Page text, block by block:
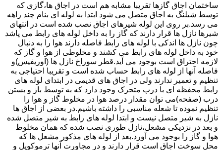
ساختمان اجاق گازها تقریبا مشابه هم است در اجاق ها،گازی که
توسط شیلنگ به اجاق متصل می شود ابتدا به لوله ای بنام چند راهه
می رسد.بر روی این لوله شیرهای اجاق نصب شده است در انتهای
شیرها نازل ها قرار دارند که گاز را به داخل لوله های رابط می پاشد
چون نازل ها اندکی با لوله های رابط فاصله دارند هوا را به دنبال
خود به داخل لوله های رابط می کشند و مخلوطی از هوا و گاز که
لازمه احتراق است بوجود می آید.قطر سوراخ نازل ها (اوریفیس)و
فاصله آنها از لوله های رابط حساب شده است و تقریبا احتیاجی به
تنظیم و تعمیر ندارند ولی در اجاق های قدیمی در ابتدای لوله های
رابط محفظه ای با درب متحرک وجود دارد که به توسط باز و بستن
درب (صفحه)می توان مقدار درصد هوا در مخلوط گاز و هوا را
تنظیم نموده تا شعله مناسبی را داشته باشیم.در بعضی از اجاق ها
نازل به شیر متصل نیست و ابتدا لوله های رابط به شیر متصل شده
و بعد در نزدیکی مشعل،نازل طوری نصب شده که همان مخلوط
هوا و گاز را بوجود می آورد.بعد از لوله های مذکور مشعل ها که
محل سوخت اجاق است قرار دارند و در مجاورت آنها ترموکوپل و